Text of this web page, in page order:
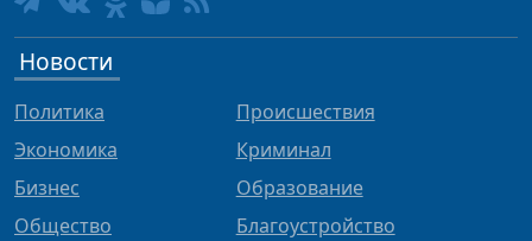
Новости
Политика
Экономика
Бизнес
Общество
Происшествия
Криминал
Образование
Благоустройство